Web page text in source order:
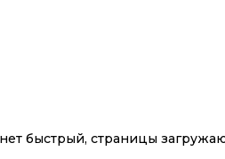
быстрый, страницы